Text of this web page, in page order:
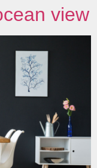
view